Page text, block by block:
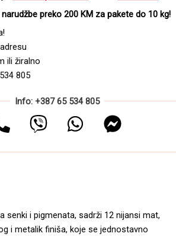
preko 200 KM za pakete do 10 kg!
ili žiralno
805
Info: +387 65 534 805
senki i pigmenata, sadrži 12 nijansi mat,
i metalik finiša, koje se jednostavno